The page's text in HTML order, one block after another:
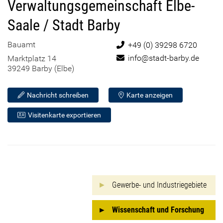
Verwaltungsgemeinschaft Elbe-
Saale / Stadt Barby
Bauamt
Marktplatz 14
39249 Barby (Elbe)
Telefon:
+49 (0) 39298 6720
E-Mail:
info@stadt-barby.de
Nachricht schreiben Karte anzeigen
Visitenkarte exportieren
Gewerbe- und Industriegebiete
Wissenschaft und Forschung